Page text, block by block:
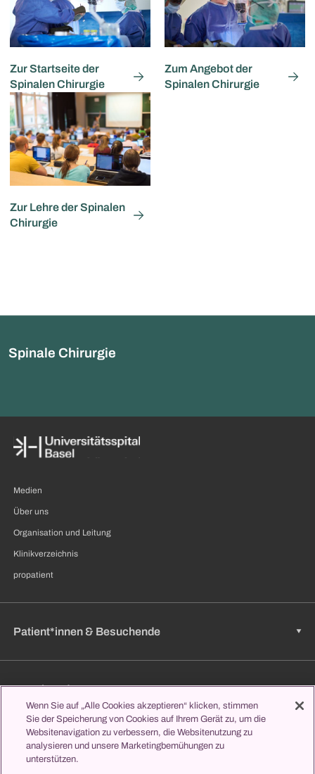
Zur Startseite der
Spinalen Chirurgie
Zum Angebot der
Spinalen Chirurgie
Zur Lehre der Spinalen
Chirurgie
Spinale Chirurgie
Medien
Über uns
Organisation und Leitung
Klinikverzeichnis
propatient
Patient*innen & Besuchende
Zuweisende
Jobs & Karriere
Wenn Sie auf „Alle Cookies akzeptieren“ klicken, stimmen
Sie der Speicherung von Cookies auf Ihrem Gerät zu, um die
Websitenavigation zu verbessern, die Websitenutzung zu
analysieren und unsere Marketingbemühungen zu
unterstützen.